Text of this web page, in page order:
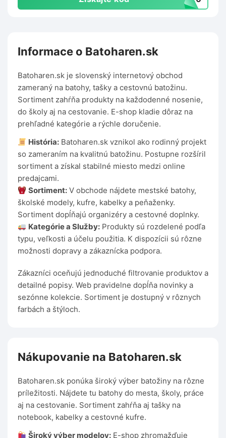
Informace o Batoharen.sk
Batoharen.sk je slovenský internetový obchod
zameraný na batohy, tašky a cestovnú batožinu.
Sortiment zahŕňa produkty na každodenné nosenie,
do školy aj na cestovanie. E-shop kladie dôraz na
prehľadné kategórie a rýchle doručenie.
História: Batoharen.sk vznikol ako rodinný projekt
so zameraním na kvalitnú batožinu. Postupne rozšíril
sortiment a získal stabilné miesto medzi online
predajcami.
Sortiment: V obchode nájdete mestské batohy,
školské modely, kufre, kabelky a peňaženky.
Sortiment dopĺňajú organizéry a cestovné doplnky.
Kategórie a Služby: Produkty sú rozdelené podľa
typu, veľkosti a účelu použitia. K dispozícii sú rôzne
možnosti dopravy a zákaznícka podpora.
Zákazníci oceňujú jednoduché filtrovanie produktov a
detailné popisy. Web pravidelne dopĺňa novinky a
sezónne kolekcie. Sortiment je dostupný v rôznych
farbách a štýloch.
Nákupovanie na Batoharen.sk
Batoharen.sk ponúka široký výber batožiny na rôzne
príležitosti. Nájdete tu batohy do mesta, školy, práce
aj na cestovanie. Sortiment zahŕňa aj tašky na
notebook, kabelky a cestovné kufre.
Široký výber modelov: E-shop zhromažďuje